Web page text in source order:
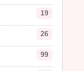
19
26
99